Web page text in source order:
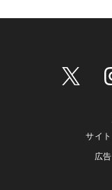
サイ
広